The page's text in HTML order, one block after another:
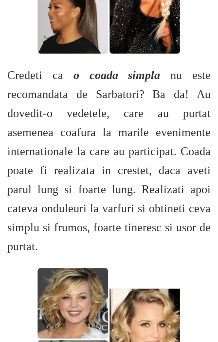
Credeti ca o coada simpla nu este
recomandata de Sarbatori? Ba da! Au
dovedit-o vedetele, care au purtat
asemenea coafura la marile evenimente
internationale la care au participat. Coada
poate fi realizata in crestet, daca aveti
parul lung si foarte lung. Realizati apoi
cateva onduleuri la varfuri si obtineti ceva
simplu si frumos, foarte tineresc si usor de
purtat.